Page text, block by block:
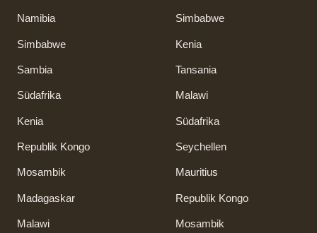
Namibia
Simbabwe
Sambia
Südafrika
Kenia
Republik Kongo
Mosambik
Madagaskar
Malawi
Simbabwe
Kenia
Tansania
Malawi
Südafrika
Seychellen
Mauritius
Republik Kongo
Mosambik